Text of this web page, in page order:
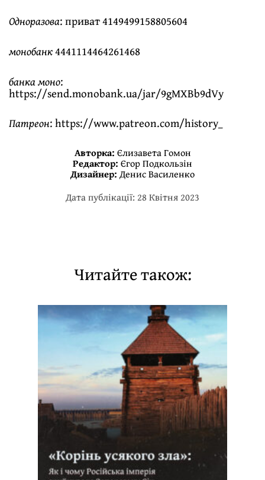
Одноразова: приват 4149499158805604
монобанк4441114464261468
банка моно:
https://send.monobank.ua/jar/9gMXBb9dVy
Патреон:https://www.patreon.com/history_
Авторка: Єлизавета Гомон
Редактор: Єгор Подкользін
Дизайнер: Денис Василенко
Дата публікації: 28 Квітня 2023
Читайте також: